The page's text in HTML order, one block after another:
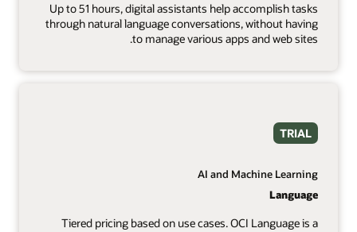
Up to 51 hours, digital assistants help accomplish tasks
through natural language conversations, without having
to manage various apps and web sites.
TRIAL
AI and Machine Learning
Language
Tiered pricing based on use cases. OCI Language is a